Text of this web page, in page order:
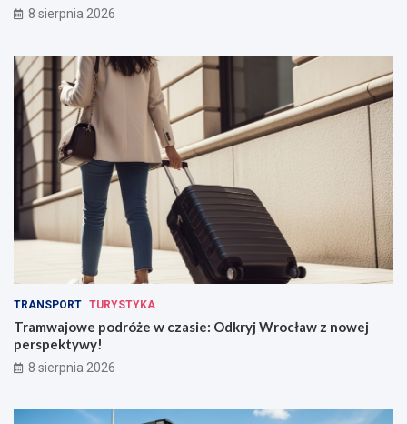
8 sierpnia 2026
TRANSPORT TURYSTYKA
Tramwajowe podróże w czasie: Odkryj Wrocław z nowej
perspektywy!
8 sierpnia 2026